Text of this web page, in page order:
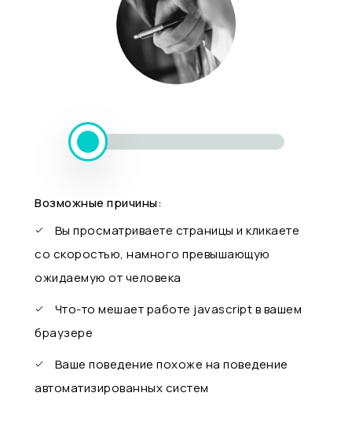
Возможные причины:
Вы просматриваете страницы и кликаете
со скоростью, намного превышающую
ожидаемую от человека
Что-то мешает работе javascript в вашем
браузере
Ваше поведение похоже на поведение
автоматизированных систем